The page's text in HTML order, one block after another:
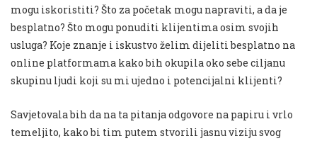
mogu iskoristiti? Što za početak mogu napraviti, a da je
besplatno? Što mogu ponuditi klijentima osim svojih
usluga? Koje znanje i iskustvo želim dijeliti besplatno na
online platformama kako bih okupila oko sebe ciljanu
skupinu ljudi koji su mi ujedno i potencijalni klijenti?
Savjetovala bih da na ta pitanja odgovore na papiru i vrlo
temeljito, kako bi tim putem stvorili jasnu viziju svog